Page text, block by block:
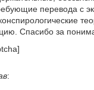
перевода с
Спасибо за
: